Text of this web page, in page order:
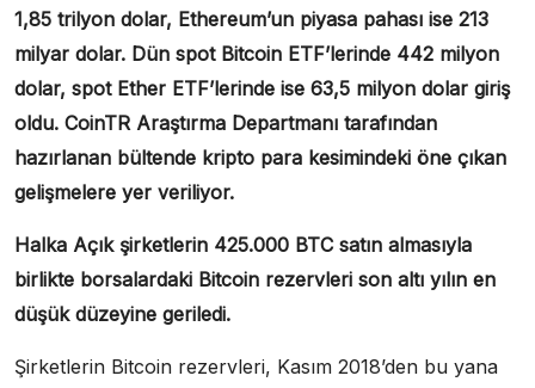
1,85 trilyon dolar, Ethereum’un piyasa pahası ise 213
milyar dolar. Dün spot Bitcoin ETF’lerinde 442 milyon
dolar, spot Ether ETF’lerinde ise 63,5 milyon dolar giriş
oldu. CoinTR Araştırma Departmanı tarafından
hazırlanan bültende kripto para kesimindeki öne çıkan
gelişmelere yer veriliyor.
Halka Açık şirketlerin 425.000 BTC satın almasıyla
birlikte borsalardaki Bitcoin rezervleri son altı yılın en
düşük düzeyine geriledi.
Şirketlerin Bitcoin rezervleri, Kasım 2018’den bu yana